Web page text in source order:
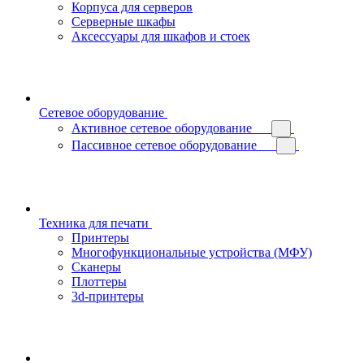
Корпуса для серверов
Серверные шкафы
Аксессуары для шкафов и стоек
Сетевое оборудование
Активное сетевое оборудование
Пассивное сетевое оборудование
Техника для печати
Принтеры
Многофункциональные устройства (МФУ)
Сканеры
Плоттеры
3d-принтеры